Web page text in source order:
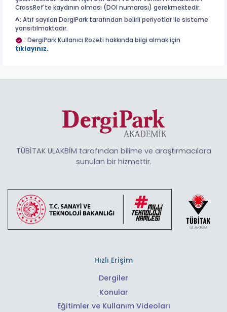
CrossRef'te kaydının olması (DOI numarası) gerekmektedir.
^: Atıf sayıları DergiPark tarafından belirli periyotlar ile sisteme
yansıtılmaktadır.
: DergiPark Kullanıcı Rozeti hakkında bilgi almak için
tıklayınız.
TÜBİTAK ULAKBİM tarafından bilime ve araştırmacılara
sunulan bir hizmettir.
Hızlı Erişim
Dergiler
Konular
Eğitimler ve Kullanım Videoları